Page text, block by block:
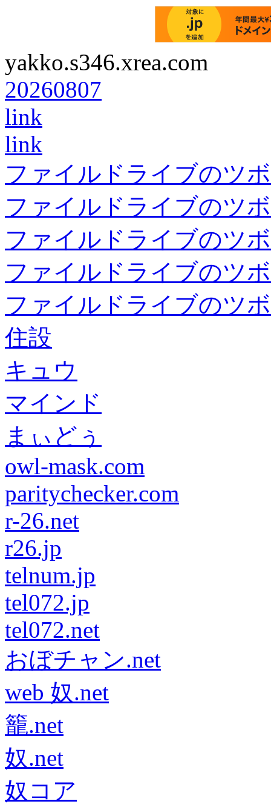
yakko.s346.xrea.com
20260807
link
link
ファイルドライブのツボ
ファイルドライブのツボ
ファイルドライブのツボ
ファイルドライブのツボ
ファイルドライブのツボ
住設
キュウ
マインド
まぃどぅ
owl-mask.com
paritychecker.com
r-26.net
r26.jp
telnum.jp
tel072.jp
tel072.net
おぼチャン.net
web 奴.net
籠.net
奴.net
奴コア